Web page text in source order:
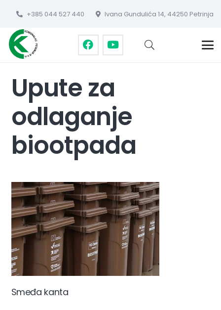
+385 044 527 440 Ivana Gundulića 14, 44250 Petrinja
Upute za
odlaganje
biootpada
Smeđa kanta